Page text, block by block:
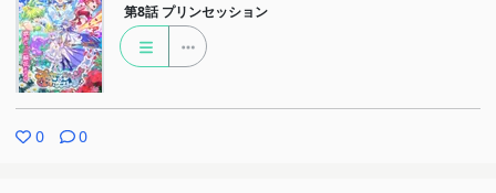
第8話 プリンセッション
0 0